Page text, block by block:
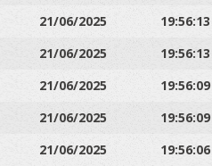
21/06/2025
19:56:13
21/06/2025
19:56:13
21/06/2025
19:56:09
21/06/2025
19:56:09
21/06/2025
19:56:06